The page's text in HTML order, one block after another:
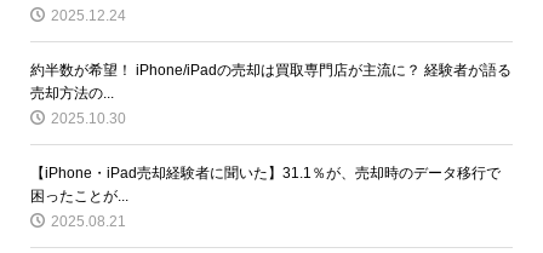
2025.12.24
約半数が希望！ iPhone/iPadの売却は買取専門店が主流に？ 経験者が語る
売却方法の...
2025.10.30
【iPhone・iPad売却経験者に聞いた】31.1％が、売却時のデータ移行で
困ったことが...
2025.08.21